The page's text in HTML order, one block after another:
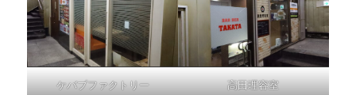
ケバブファクトリー 高田理容室